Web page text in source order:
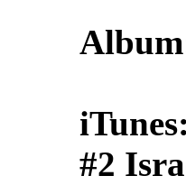
iTunes:
#2